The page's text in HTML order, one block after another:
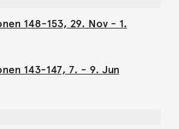
148-153, 29. Nov - 1.
143-147, 7. - 9. Jun